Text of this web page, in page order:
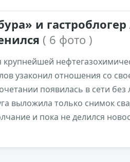
и
( 6 фото )
крупнейшей
узаконил отношения со
появилась в сети
выложила только снимок
и пока не делился